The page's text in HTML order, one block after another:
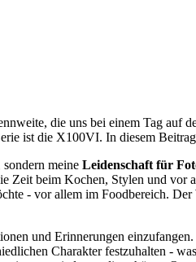
die uns bei einem Tag auf
ist die X100VI. In diesem
meine Leidenschaft für
beim Kochen, Stylen und
- vor allem im Foodbereich.
und Erinnerungen
Charakter festzuhalten -